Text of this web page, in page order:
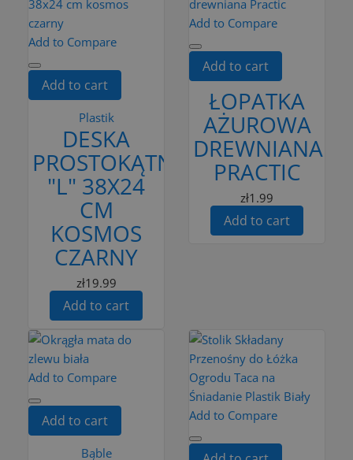
Add to Compare
Add to cart
Plastik
DESKA
PROSTOKĄTNA
"L" 38X24
CM
KOSMOS
CZARNY
zł19.99
Add to cart
Add to Compare
Add to cart
ŁOPATKA
AŻUROWA
DREWNIANA
PRACTIC
zł1.99
Add to cart
Add to Compare
Add to cart
Bąble
Add to Compare